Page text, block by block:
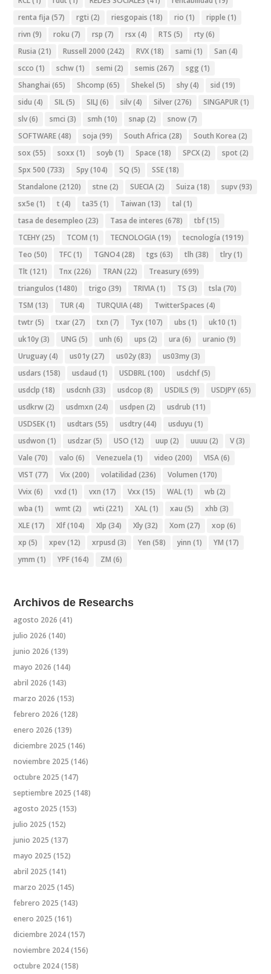
renta fija (57) rgti (2) riesgopais (18) rio (1) ripple (1)
rivn (9) roku (7) rsp (7) rsx (4) RTS (5) rty(6)
Rusia (21) Russell 2000 (242) RVX(18) sami (1) San (4)
scco (1) schw(1) semi (2) semis (267) sgg (1)
Shanghai (65) Shcomp (65) Shekel (5) shy(4) sid (19)
sidu (4) SIL(5) SILJ (6) silv(4) Silver(276) SINGAPUR(1)
slv(6) smci (3) smh (10) snap (2) snow(7)
SOFTWARE(48) soja (99) South Africa (28) South Korea (2)
sox (55) soxx (1) soyb (1) Space (18) SPCX(2) spot (2)
Spx 500 (733) Spy(104) SQ (5) SSE(18)
Standalone (2120) stne (2) SUECIA(2) Suiza (18) supv(93)
sx5e (1) t (4) ta35 (1) Taiwan (13) tal (1)
tasa de desempleo (23) Tasa de interes (678) tbf(15)
TCEHY(25) TCOM (1) TECNOLOGIA(19) tecnología (1919)
Teo (50) TFC(1) TGNO4(28) tgs (63) tlh (38) tlry(1)
Tlt (121) Tnx (226) TRAN (22) Treasury(699)
triangulos (1480) trigo (39) TRIVIA(1) TS (3) tsla (70)
TSM (13) TUR(4) TURQUIA(48) TwitterSpaces (4)
twtr(5) txar(27) txn (7) Tyx (107) ubs (1) uk10 (1)
uk10y(3) UNG (5) unh (6) ups (2) ura (6) uranio (9)
Uruguay(4) us01y(27) us02y(83) us03my(3)
usdars (158) usdaud (1) USDBRL(100) usdchf(5)
usdclp (18) usdcnh (33) usdcop (8) USDILS (9) USDJPY(65)
usdkrw(2) usdmxn (24) usdpen (2) usdrub (11)
USDSEK(1) usdtars (55) usdtry(44) usduyu (1)
usdwon (1) usdzar(5) USO (12) uup (2) uuuu (2) V(3)
Vale (70) valo (6) Venezuela (1) video (200) VISA(6)
VIST (77) Vix (200) volatilidad (236) Volumen (170)
Vvix (6) vxd (1) vxn (17) Vxx (15) WAL(1) wb (2)
wba (1) wmt (2) wti (221) XAL(1) xau (5) xhb (3)
XLE(17) Xlf(104) Xlp (34) Xly(32) Xom (27) xop (6)
xp (5) xpev(12) xrpusd (3) Yen (58) yinn (1) YM (17)
ymm (1) YPF(164) ZM (6)
Archivos de Researchs
agosto 2026 (41)
julio 2026 (140)
junio 2026 (139)
mayo 2026 (144)
abril 2026 (143)
marzo 2026 (153)
febrero 2026 (128)
enero 2026 (139)
diciembre 2025 (146)
noviembre 2025 (146)
octubre 2025 (147)
septiembre 2025 (148)
agosto 2025 (153)
julio 2025 (152)
junio 2025 (137)
mayo 2025 (152)
abril 2025 (141)
marzo 2025 (145)
febrero 2025 (143)
enero 2025 (161)
diciembre 2024(157)
noviembre 2024(156)
octubre 2024(158)